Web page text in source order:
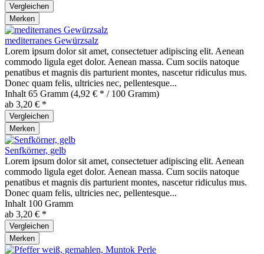
Vergleichen
Merken
mediterranes Gewürzsalz
Lorem ipsum dolor sit amet, consectetuer adipiscing elit. Aenean
commodo ligula eget dolor. Aenean massa. Cum sociis natoque
penatibus et magnis dis parturient montes, nascetur ridiculus mus.
Donec quam felis, ultricies nec, pellentesque...
Inhalt 65 Gramm (4,92 € * / 100 Gramm)
ab 3,20 € *
Vergleichen
Merken
Senfkörner, gelb
Lorem ipsum dolor sit amet, consectetuer adipiscing elit. Aenean
commodo ligula eget dolor. Aenean massa. Cum sociis natoque
penatibus et magnis dis parturient montes, nascetur ridiculus mus.
Donec quam felis, ultricies nec, pellentesque...
Inhalt 100 Gramm
ab 3,20 € *
Vergleichen
Merken